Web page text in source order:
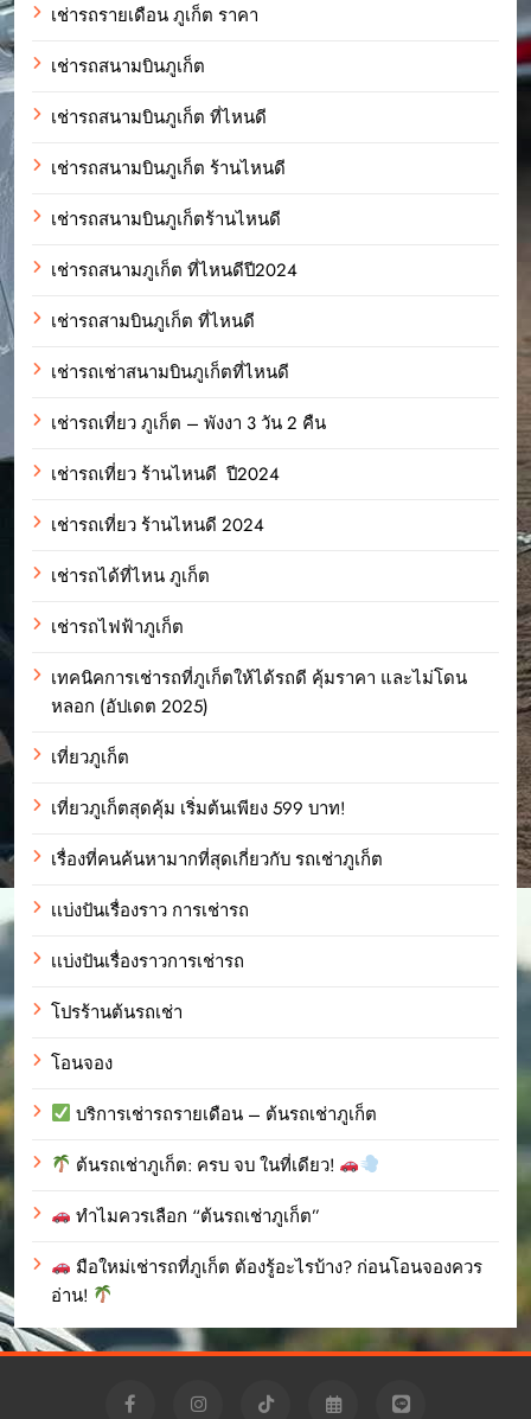
เช่ารถรายเดือน ภูเก็ต ราคา
เช่ารถสนามบินภูเก็ต
เช่ารถสนามบินภูเก็ต ที่ไหนดี
เช่ารถสนามบินภูเก็ต ร้านไหนดี
เช่ารถสนามบินภูเก็ตร้านไหนดี
เช่ารถสนามภูเก็ต ที่ไหนดีปี2024
เช่ารถสามบินภูเก็ต ที่ไหนดี
เช่ารถเช่าสนามบินภูเก็ตที่ไหนดี
เช่ารถเที่ยว ภูเก็ต – พังงา 3 วัน 2 คืน
เช่ารถเที่ยว ร้านไหนดี ปี2024
เช่ารถเที่ยว ร้านไหนดี 2024
เช่ารถได้ที่ไหน ภูเก็ต
เช่ารถไฟฟ้าภูเก็ต
เทคนิคการเช่ารถที่ภูเก็ตให้ได้รถดี คุ้มราคา และไม่โดน
หลอก (อัปเดต 2025)
เที่ยวภูเก็ต
เที่ยวภูเก็ตสุดคุ้ม เริ่มต้นเพียง 599 บาท!
เรื่องที่คนค้นหามากที่สุดเกี่ยวกับ รถเช่าภูเก็ต
เเบ่งปันเรื่องราว การเช่ารถ
เเบ่งปันเรื่องราวการเช่ารถ
โปรร้านต้นรถเช่า
โอนจอง
บริการเช่ารถรายเดือน – ต้นรถเช่าภูเก็ต
ต้นรถเช่าภูเก็ต: ครบ จบ ในที่เดียว!
ทำไมควรเลือก “ต้นรถเช่าภูเก็ต”
มือใหม่เช่ารถที่ภูเก็ต ต้องรู้อะไรบ้าง? ก่อนโอนจองควร
อ่าน!